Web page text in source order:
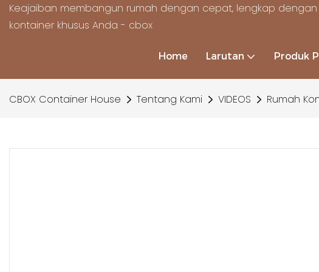
Keajaiban membangun rumah dengan cepat, lengkap dengan
kontainer khusus Anda - cbox
Home Larutan Produk
CBOX Container House Tentang Kami VIDEOS Rumah